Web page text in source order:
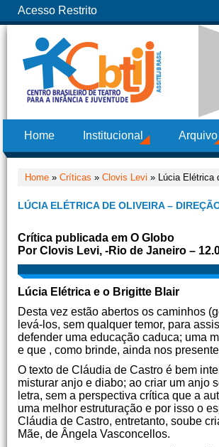
Acesso Restrito
Home Institucional Arquivo
Home » Críticas » Clovis Levi » Lúcia Elétrica
LÚCIA ELÉTRICA DE OLIVEIRA –
Crítica publicada em O Globo
Por Clovis Levi, -Rio de Janeiro –
Lúcia Elétrica e o Brigitte Blair
Desta vez estão abertos os caminhos
levá-los, sem qualquer temor, para
defender uma educação caduca; uma
e que , como brinde, ainda nos
O texto de Cláudia de Castro é bem
misturar anjo e diabo; ao criar um anjo
letra, sem a perspectiva crítica que a
uma melhor estruturação e por isso o
Cláudia de Castro, entretanto, soube
Mãe, de Ângela Vasconcellos.